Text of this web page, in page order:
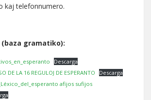
kaj telefonnumero.
(baza gramatiko):
Descarga
DE LA 16 REGULOJ DE ESPERANTO
Descarga
afijos sufijos